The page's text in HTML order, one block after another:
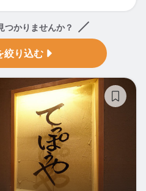
つかりませんか？
絞り込む